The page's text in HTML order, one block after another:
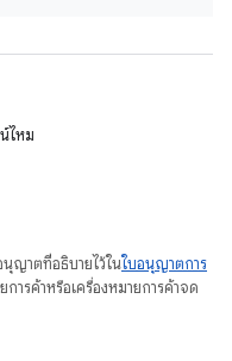
ไหม
นุญาตที่อธิบายไว้ในใบอนุญาตการ
ารค้าหรือเครื่องหมายการค้าจด